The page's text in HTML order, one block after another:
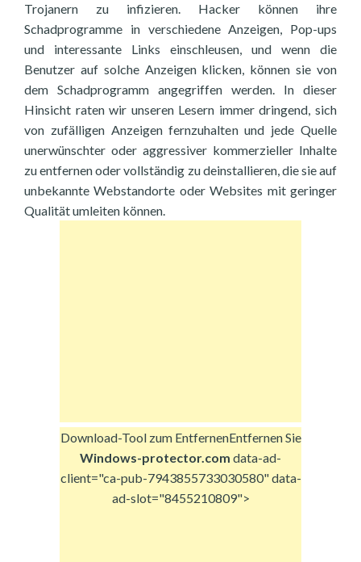
Trojanern zu infizieren. Hacker können ihre
Schadprogramme in verschiedene Anzeigen, Pop-ups
und interessante Links einschleusen, und wenn die
Benutzer auf solche Anzeigen klicken, können sie von
dem Schadprogramm angegriffen werden. In dieser
Hinsicht raten wir unseren Lesern immer dringend, sich
von zufälligen Anzeigen fernzuhalten und jede Quelle
unerwünschter oder aggressiver kommerzieller Inhalte
zu entfernen oder vollständig zu deinstallieren, die sie auf
unbekannte Webstandorte oder Websites mit geringer
Qualität umleiten können.
Download-Tool zum EntfernenEntfernen Sie
Windows-protector.com data-ad-
client="ca-pub-7943855733030580" data-
ad-slot="8455210809">